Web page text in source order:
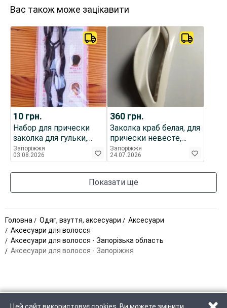
Вас також може зацікавити
10 грн.
Набор для прически
заколка для гульки,
шпилька, гребень для
густых длинных волос,
Запоріжжя
03.08.2026
360 грн.
Заколка краб белая, для
прически невесте,
толстый пластик.
италия торг
Запоріжжя
24.07.2026
Показати ще
Головна Одяг, взуття, аксесуари
Аксесуари
Аксесуари для волосся
Аксесуари для волосся - Запорізька область
Аксесуари для волосся - Запоріжжя